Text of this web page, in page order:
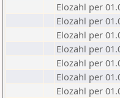
Elozahl per
Elozahl per
Elozahl per
Elozahl per
Elozahl per
Elozahl per
Elozahl per